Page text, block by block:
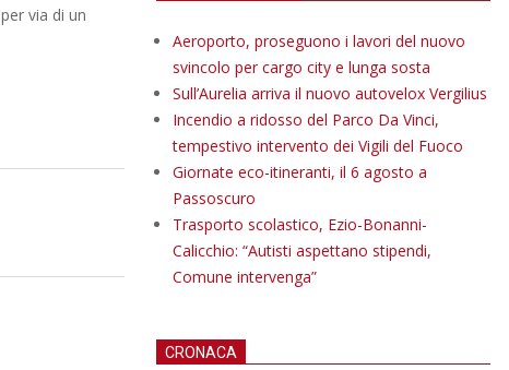
per via di un
Aeroporto, proseguono i lavori del nuovo
svincolo per cargo city e lunga sosta
Sull’Aurelia arriva il nuovo autovelox Vergilius
Incendio a ridosso del Parco Da Vinci,
tempestivo intervento dei Vigili del Fuoco
Giornate eco-itineranti, il 6 agosto a
Passoscuro
Trasporto scolastico, Ezio-Bonanni-
Calicchio: “Autisti aspettano stipendi,
Comune intervenga”
CRONACA